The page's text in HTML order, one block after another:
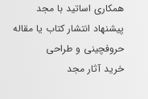
همکاری اساتید با مجد
پیشنهاد انتشار کتاب یا مقاله
حروفچینی و طراحی
خرید آثار مجد